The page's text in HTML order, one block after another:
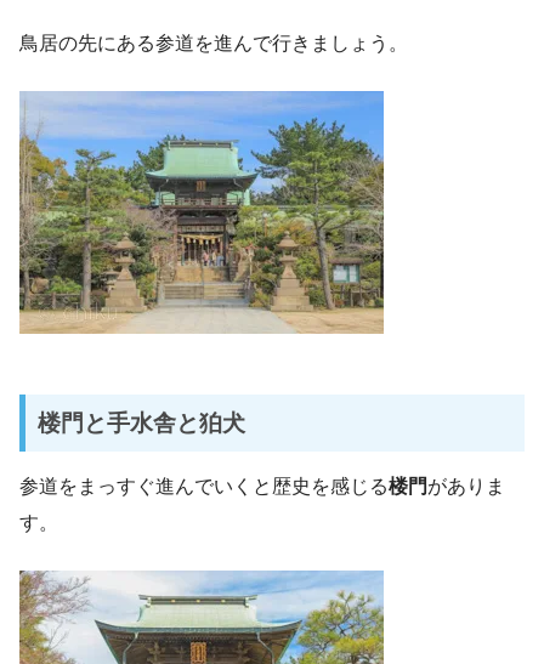
鳥居の先にある参道を進んで行きましょう。
楼門と手水舎と狛犬
参道をまっすぐ進んでいくと歴史を感じる楼門がありま
す。